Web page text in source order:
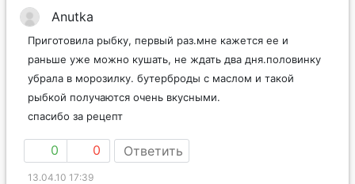
Anutka
Приготовила рыбку, первый раз.мне кажется ее и
раньше уже можно кушать, не ждать два дня.половинку
убрала в морозилку. бутерброды с маслом и такой
рыбкой получаются очень вкусными.
спасибо за рецепт
0 0 Ответить
13.04.10 17:39